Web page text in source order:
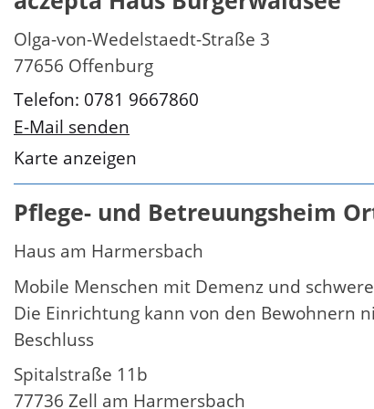
Olga-von-Wedelstaedt-Straße 3
77656 Offenburg
Telefon: 0781 9667860
E-Mail senden
Karte anzeigen
Pflege- und Betreuungsheim
Haus am Harmersbach
Mobile Menschen mit Demenz und
Die Einrichtung kann von den Bewohnern
Beschluss
Spitalstraße 11b
77736 Zell am Harmersbach